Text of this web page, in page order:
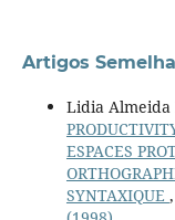
Artigos
Lidia Almeida
ESPACES
SYNTAXIQUE ,